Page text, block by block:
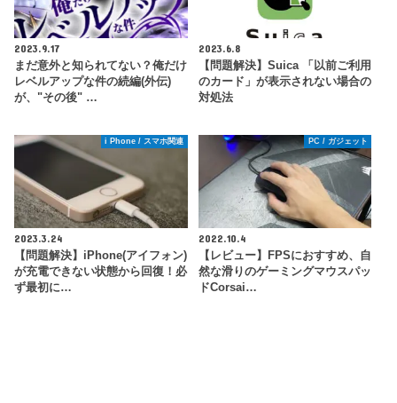
2023.9.17
まだ意外と知られてない？俺だけ
レベルアップな件の続編(外伝)
が、"その後" …
2023.6.8
【問題解決】Suica 「以前ご利用
のカード」が表示されない場合の
対処法
i Phone / スマホ関連
2023.3.24
【問題解決】iPhone(アイフォン)
が充電できない状態から回復！必
ず最初に…
PC / ガジェット
2022.10.4
【レビュー】FPSにおすすめ、自
然な滑りのゲーミングマウスパッ
ドCorsai…